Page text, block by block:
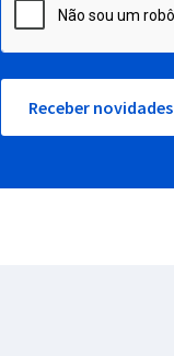
Receber novidades